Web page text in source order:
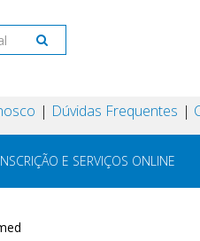
Dúvidas Frequentes
E SERVIÇOS ONLINE